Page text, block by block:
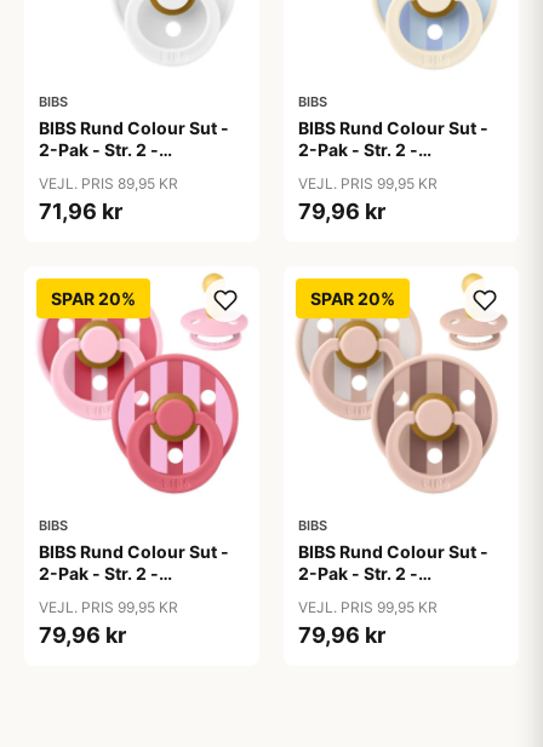
BIBS
BIBS Rund Colour Sut -
2-Pak - Str. 2 -
Black/White
VEJL. PRIS 89,95 KR
71,96 kr
BIBS
BIBS Rund Colour Sut -
2-Pak - Str. 2 -
Studio - Baby Blue/Dusty
Blue Mix
VEJL. PRIS 99,95 KR
79,96 kr
SPAR 20%
BIBS
BIBS Rund Colour Sut -
2-Pak - Str. 2 -
Studio - Baby Pink/Coral
Mix
VEJL. PRIS 99,95 KR
79,96 kr
SPAR 20%
BIBS
BIBS Rund Colour Sut -
2-Pak - Str. 2 -
Studio - Blush Mix
VEJL. PRIS 99,95 KR
79,96 kr